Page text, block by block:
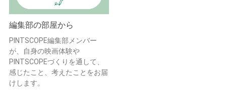
編集部の部屋から
PINTSCOPE編集部メンバー
が、自身の映画体験や
PINTSCOPEづくりを通して、
感じたこと、考えたことをお届
けします。